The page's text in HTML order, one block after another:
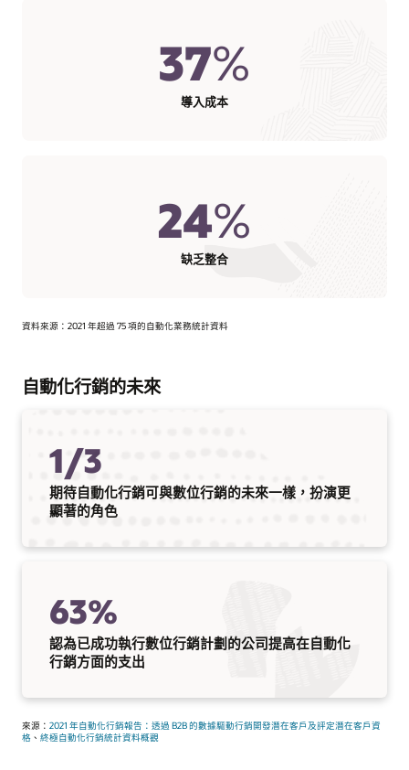
37%
導入成本
24%
缺乏整合
資料來源：2021 年超過 75 項的自動化業務統計資料
自動化行銷的未來
1/3
期待自動化行銷可與數位行銷的未來一樣，扮演更
顯著的角色
63%
認為已成功執行數位行銷計劃的公司提高在自動化
行銷方面的支出
來源： 2021 年自動化行銷報告：透過 B2B 的數據驅動行銷開發潛在客戶及評定潛在客戶資
格 、 終極自動化行銷統計資料概觀